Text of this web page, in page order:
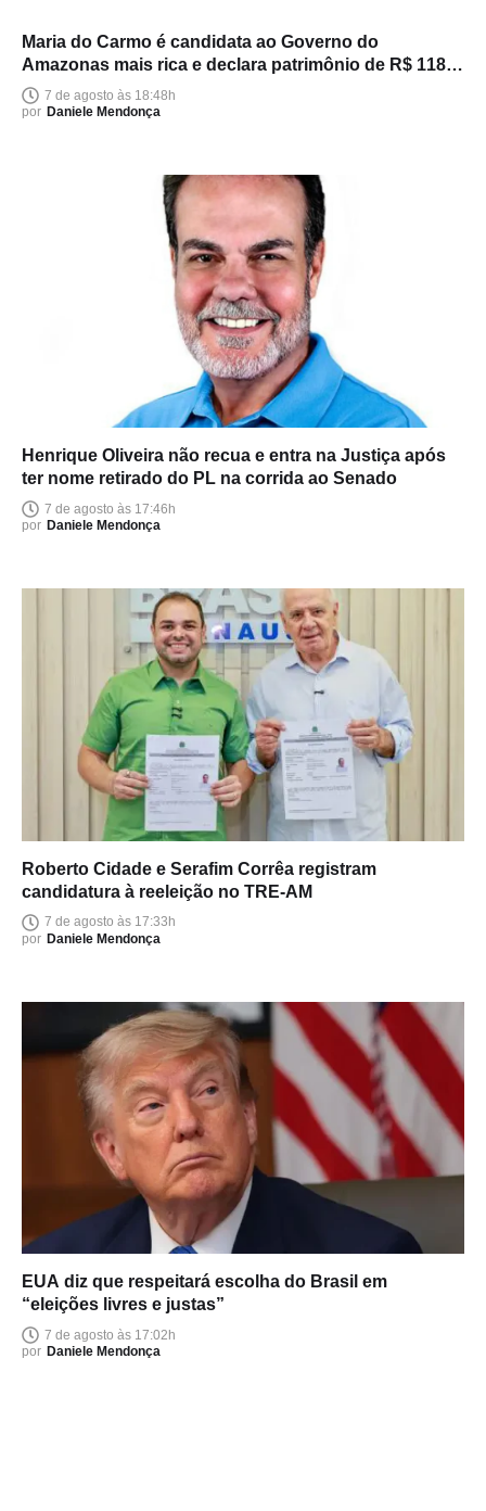
Maria do Carmo é candidata ao Governo do
Amazonas mais rica e declara patrimônio de R$ 118
milhões
7 de agosto às 18:48h
por Daniele Mendonça
Henrique Oliveira não recua e entra na Justiça após
ter nome retirado do PL na corrida ao Senado
7 de agosto às 17:46h
por Daniele Mendonça
Roberto Cidade e Serafim Corrêa registram
candidatura à reeleição no TRE-AM
7 de agosto às 17:33h
por Daniele Mendonça
EUA diz que respeitará escolha do Brasil em
“eleições livres e justas”
7 de agosto às 17:02h
por Daniele Mendonça